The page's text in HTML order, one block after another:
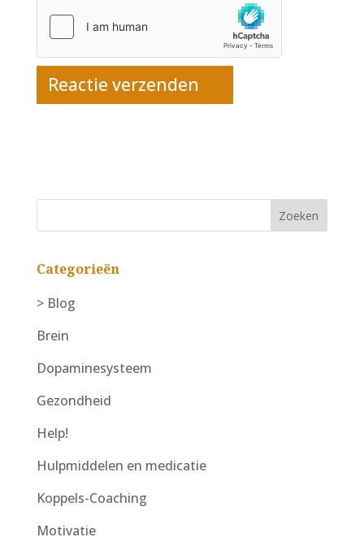
Categorieën
> Blog
Brein
Dopaminesysteem
Gezondheid
Help!
Hulpmiddelen en medicatie
Koppels-Coaching
Motivatie